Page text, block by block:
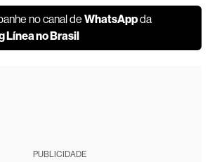
no canal deWhatsAppda
Línea no Brasil
PUBLICIDADE